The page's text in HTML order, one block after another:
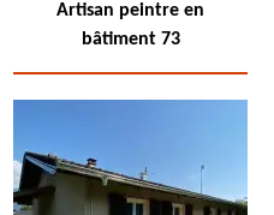
Artisan peintre en
bâtiment 73